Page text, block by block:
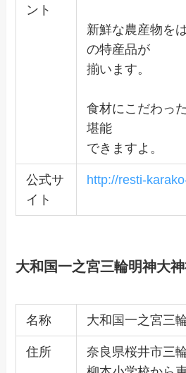
ント
新鮮な農産物を
の特産品が
揃います。
食材にこだわっ
堪能
できますよ。
公式サ
イト
http://resti-
大和国一之宮三輪明神大
名称 大和国一之宮三
住所
奈良県桜井市三